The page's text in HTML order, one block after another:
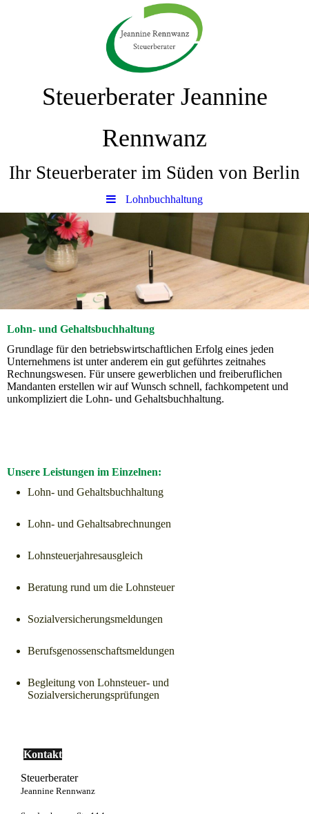
Steuerberater Jeannine
Rennwanz
Ihr Steuerberater im Süden von Berlin
Lohnbuchhaltung
Lohn- und Gehaltsbuchhaltung
Grundlage für den betriebswirtschaftlichen Erfolg eines jeden
Unternehmens ist unter anderem ein gut geführtes zeitnahes
Rechnungswesen. Für unsere gewerblichen und freiberuflichen
Mandanten erstellen wir auf Wunsch schnell, fachkompetent und
unkompliziert die Lohn- und Gehaltsbuchhaltung.
Unsere Leistungen im Einzelnen:
Lohn- und Gehaltsbuchhaltung
Lohn- und Gehaltsabrechnungen
Lohnsteuerjahresausgleich
Beratung rund um die Lohnsteuer
Sozialversicherungsmeldungen
Berufsgenossenschaftsmeldungen
Begleitung von Lohnsteuer- und
Sozialversicherungsprüfungen
Kontakt
Steuerberater
Jeannine Rennwanz